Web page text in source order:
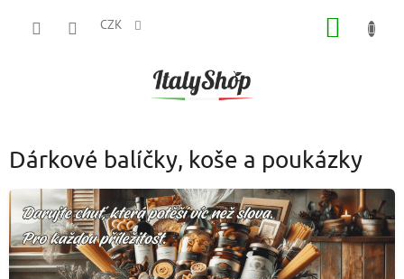
CZK
Dárkové balíčky, koše a poukázky